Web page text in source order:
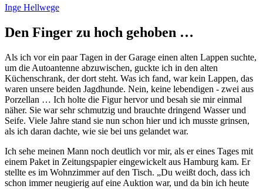
Inge Hellwege
Den Finger zu hoch gehoben …
Als ich vor ein paar Tagen in der Garage einen alten Lappen suchte,
um die Autoantenne abzuwischen, guckte ich in den alten
Küchenschrank, der dort steht. Was ich fand, war kein Lappen, das
waren unsere beiden Jagdhunde. Nein, keine lebendigen - zwei aus
Porzellan … Ich holte die Figur hervor und besah sie mir einmal
näher. Sie war sehr schmutzig und brauchte dringend Wasser und
Seife. Viele Jahre stand sie nun schon hier und ich musste grinsen,
als ich daran dachte, wie sie bei uns gelandet war.
Ich sehe meinen Mann noch deutlich vor mir, als er eines Tages mit
einem Paket in Zeitungspapier eingewickelt aus Hamburg kam. Er
stellte es im Wohnzimmer auf den Tisch.
Du weißt doch, dass ich
schon immer neugierig auf eine Auktion war, und da bin ich heute